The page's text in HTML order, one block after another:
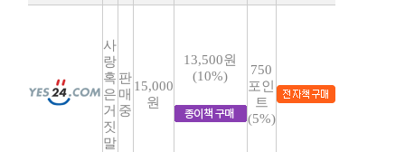
사
랑
혹
은
거
짓
말
판
매
중
15,000
원
13,500원
(10%)
750
포인
트
(5%)